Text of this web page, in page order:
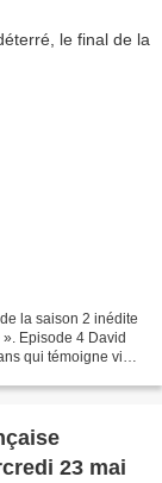
la saison 2 inédite
Episode 4 David
qui témoigne vingt
23 mai